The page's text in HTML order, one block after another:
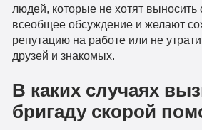
людей, которые не хотят
всеобщее обсуждение и желают
репутацию на работе или не
друзей и знакомых.
В каких случаях
бригаду скорой